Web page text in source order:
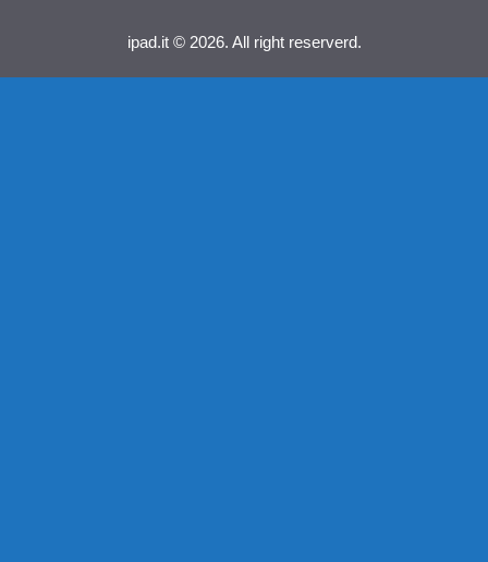
ipad.it © 2026. All right reserverd.